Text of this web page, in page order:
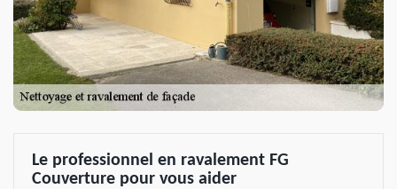
Le professionnel en ravalement FG
Couverture pour vous aider